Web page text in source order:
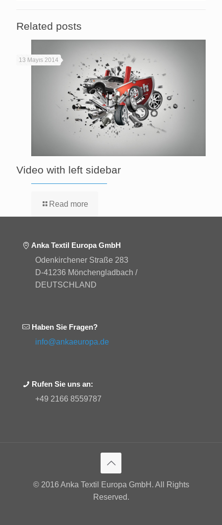
Related posts
13 Mayıs 2014
Video with left sidebar
Read more
Anka Textil Europa GmbH
Odenkirchener Straße 283
D-41236 Mönchengladbach /
DEUTSCHLAND
Haben Sie Fragen?
info@ankaeuropa.de
Rufen Sie uns an:
+49 2166 8559787
© 2016 Anka Textil Europa GmbH. All Rights
Reserved.